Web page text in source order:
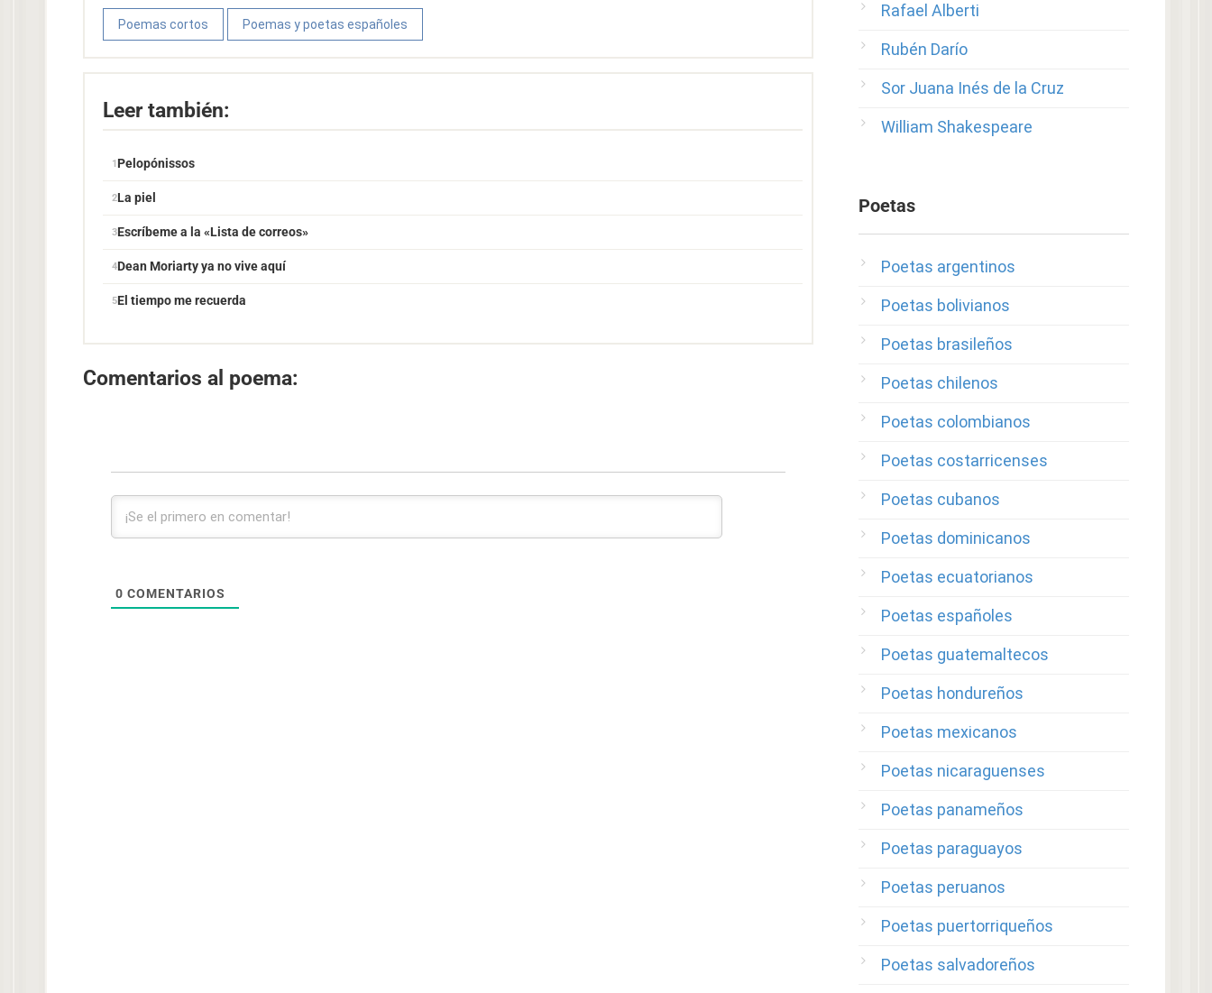
Poemas cortos Poemas y poetas españoles
Leer también:
Pelopónissos
La piel
Escríbeme a la «Lista de correos»
Dean Moriarty ya no vive aquí
El tiempo me recuerda
Comentarios al poema:
0 COMENTARIOS
Rafael Alberti
Rubén Darío
Sor Juana Inés de la Cruz
William Shakespeare
Poetas
Poetas argentinos
Poetas bolivianos
Poetas brasileños
Poetas chilenos
Poetas colombianos
Poetas costarricenses
Poetas cubanos
Poetas dominicanos
Poetas ecuatorianos
Poetas españoles
Poetas guatemaltecos
Poetas hondureños
Poetas mexicanos
Poetas nicaraguenses
Poetas panameños
Poetas paraguayos
Poetas peruanos
Poetas puertorriqueños
Poetas salvadoreños